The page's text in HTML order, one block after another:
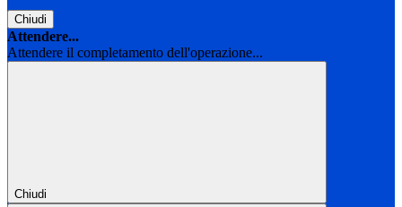
Chiudi
Attendere...
Attendere il completamento dell'operazione...
Chiudi